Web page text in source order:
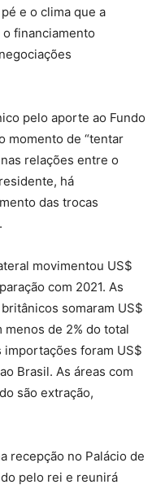
e o clima que a
financiamento
pelo aporte ao Fundo
momento de “tentar
relações entre o
há
das trocas
movimentou US$
com 2021. As
somaram US$
de 2% do total
importações foram US$
Brasil. As áreas com
são extração,
recepção no Palácio de
pelo rei e reunirá